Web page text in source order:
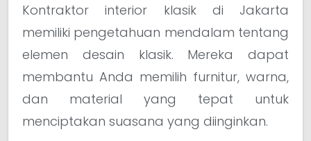
Kontraktor interior klasik di Jakarta
memiliki pengetahuan mendalam tentang
elemen desain klasik. Mereka dapat
membantu Anda memilih furnitur, warna,
dan material yang tepat untuk
menciptakan suasana yang diinginkan.